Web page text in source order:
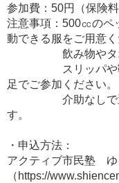
参加費：50円（保険料
注意事項：500㏄のペ
動できる服をご用意く
飲み物やタオル
スリッパや靴下
足でご参加ください。
介助なしで運動
す。
・申込方法：
アクティブ市民塾
（https://